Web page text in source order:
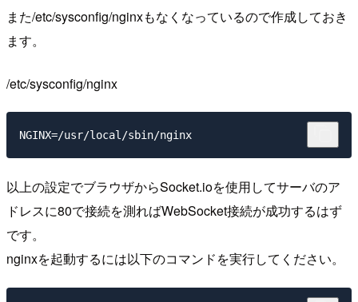
また/etc/sysconfig/nginxもなくなっているので作成しておき
ます。
/etc/sysconfig/nginx
以上の設定でブラウザからSocket.ioを使用してサーバのア
ドレスに80で接続を測ればWebSocket接続が成功するはず
です。
nginxを起動するには以下のコマンドを実行してください。